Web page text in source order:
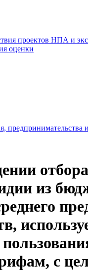
проектов НПА и
оценки
предпринимательства
из
с